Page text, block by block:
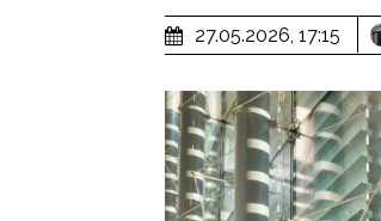
27.05.2026, 17:15